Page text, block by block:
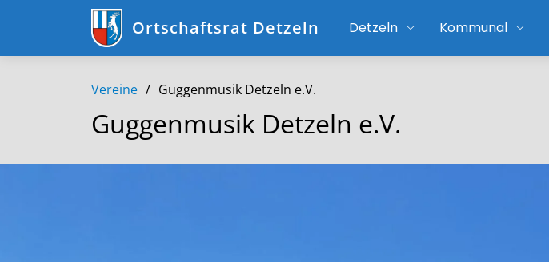
Ortschaftsrat Detzeln Detzeln Kommunal
Vereine Guggenmusik Detzeln e.V.
Guggenmusik Detzeln e.V.